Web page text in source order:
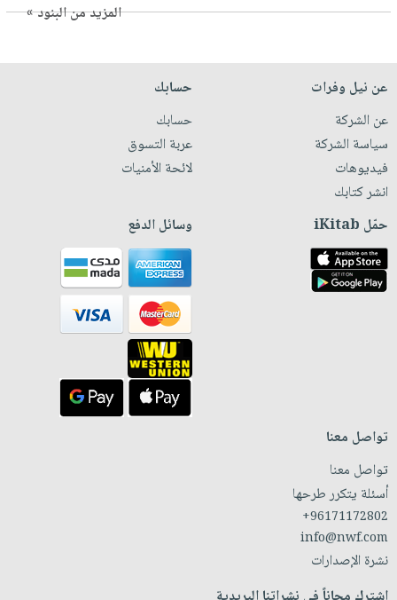
المزيد من البنود »
عن نيل وفرات
عن الشركة
سياسة الشركة
فيديوهات
انشر كتابك
حسابك
حسابك
عربة التسوق
لائحة الأمنيات
حمّل iKitab وسائل الدفع
تواصل معنا
تواصل معنا
أسئلة يتكرر طرحها
+96171172802
info@nwf.com
نشرة الإصدارات